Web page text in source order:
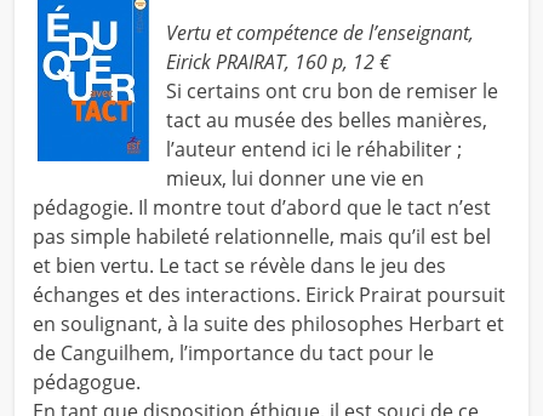
Vertu et compétence de l’enseignant,
Eirick PRAIRAT, 160 p, 12 €
Si certains ont cru bon de remiser le
tact au musée des belles manières,
l’auteur entend ici le réhabiliter ;
mieux, lui donner une vie en
pédagogie. Il montre tout d’abord que le tact n’est
pas simple habileté relationnelle, mais qu’il est bel
et bien vertu. Le tact se révèle dans le jeu des
échanges et des interactions. Eirick Prairat poursuit
en soulignant, à la suite des philosophes Herbart et
de Canguilhem, l’importance du tact pour le
pédagogue.